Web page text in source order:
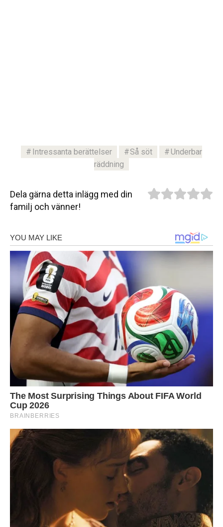
Intressanta berättelser Så söt
Underbar
räddning
Dela gärna detta inlägg med din
familj och vänner!